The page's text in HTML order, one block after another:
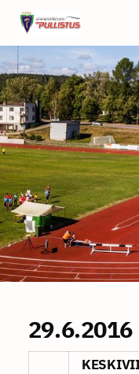
Siirry
sivun
sisältöön
Saarijärven Pullistus
29.6.2016